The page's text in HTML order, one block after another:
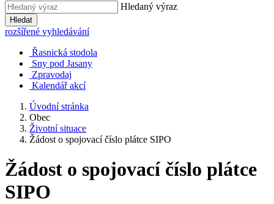
Hledaný výraz
Hledat
rozšířené vyhledávání
Řasnická stodola
Sny pod Jasany
Zpravodaj
Kalendář akcí
Úvodní stránka
Obec
Životní situace
Žádost o spojovací číslo plátce SIPO
Žádost o spojovací číslo plátce
SIPO